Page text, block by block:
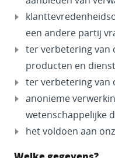
een andere partij
ter verbetering van
producten en
ter verbetering van
anonieme
wetenschappelijke
het voldoen aan